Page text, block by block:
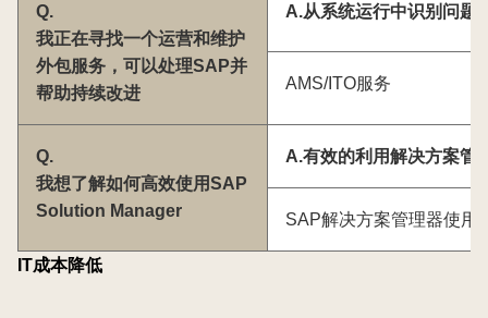
Q.
我正在寻找一个运营和维护
外包服务，可以处理SAP并
帮助持续改进
A.从系统运行中识别问题
AMS/ITO服务
Q.
我想了解如何高效使用SAP
Solution Manager
A.有效的利用解决方案管
SAP解决方案管理器使用
IT成本降低